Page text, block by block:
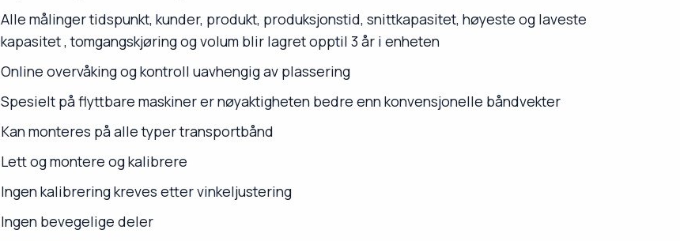
Alle målinger tidspunkt, kunder, produkt, produksjonstid, snittkapasitet, høyeste og laveste
kapasitet , tomgangskjøring og volum blir lagret opptil 3 år i enheten
Online overvåking og kontroll uavhengig av plassering
Spesielt på flyttbare maskiner er nøyaktigheten bedre enn konvensjonelle båndvekter
Kan monteres på alle typer transportbånd
Lett og montere og kalibrere
Ingen kalibrering kreves etter vinkeljustering
Ingen bevegelige deler